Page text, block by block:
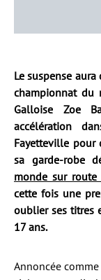
Le suspense
championnat du
Galloise Zoe
accélération
Fayetteville pour
sa garde-robe
monde sur
cette fois une
oublier ses titres
17 ans.
Annoncée